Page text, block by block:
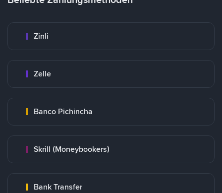
Zinli
Zelle
Banco Pichincha
Skrill (Moneybookers)
Bank Transfer